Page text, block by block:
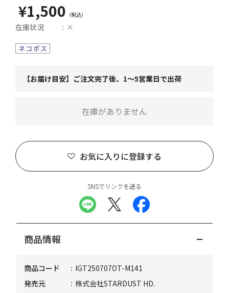
¥1,500
在庫状況 ×
【お届け目安】ご注文完了後、1～5営業日で出荷
お気に入りに登録する
在庫がありません
SNSでリンクを送る
商品情報
商品コード
IGT250707OT-M141
発売元
株式会社STARDUST HD.